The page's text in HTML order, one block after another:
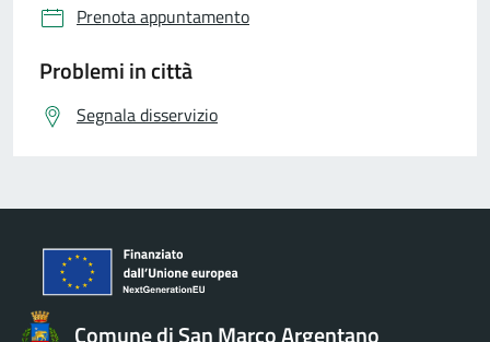
Prenota appuntamento
Problemi in città
Segnala disservizio
Comune di San Marco Argentano